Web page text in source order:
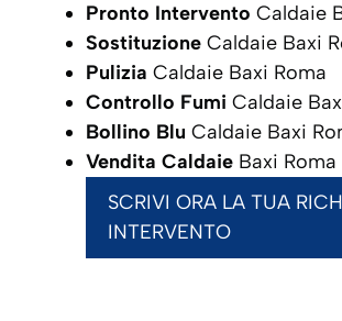
Pronto Intervento Caldaie
Sostituzione Caldaie Baxi
Pulizia Caldaie Baxi Roma
Controllo Fumi Caldaie
Bollino Blu Caldaie Baxi
Vendita Caldaie Baxi Roma
SCRIVI ORA LA TUA
INTERVENTO